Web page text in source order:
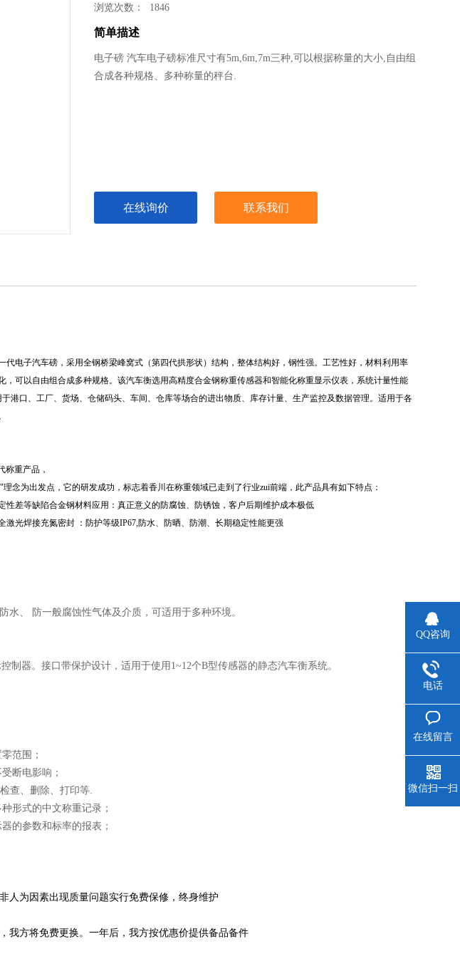
浏览次数： 1846
简单描述
电子磅 汽车电子磅标准尺寸有5m,6m,7m三种,可以根据称量的大小,自由组
合成各种规格、多种称量的秤台.
在线询价 联系我们
电子汽车磅，采用全钢桥梁峰窝式（第四代拱形状）结构，整体结构好，钢性强。工艺性好，材料利用率
，可以自由组合成多种规格。该汽车衡选用高精度合金钢称重传感器和智能化称重显示仪表，系统计量性能
港口、工厂、货场、仓储码头、车间、仓库等场合的进出物质、库存计量、生产监控及数据管理。适用于各
称重产品，
念为出发点，它的研发成功，标志着香川在称重领域已走到了行业zui前端，此产品具有如下特点：
差等缺陷合金钢材料应用：真正意义的防腐蚀、防锈蚀，客户后期维护成本极低
光焊接充氮密封 ：防护等级IP67,防水、防晒、防潮、长期稳定性能更强
、 防一般腐蚀性气体及介质，可适用于多种环境。
制器。接口带保护设计，适用于使用1~12个B型传感器的静态汽车衡系统。
范围；
断电影响；
查、删除、打印等.
形式的中文称重记录；
的参数和标率的报表；
人为因素出现质量问题实行免费保修，终身维护
我方将免费更换。一年后，我方按优惠价提供备品备件
QQ咨询
电话
在线留言
微信扫一扫